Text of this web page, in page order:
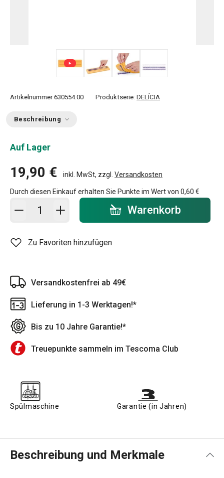
Artikelnummer 630554.00 Produktserie: DELÍCIA
Beschreibung
Auf Lager
19,90 € inkl. MwSt, zzgl. Versandkosten
Durch diesen Einkauf erhalten Sie Punkte im Wert von 0,60 €
In den Warenkorb - Menge Warenkorb
Zu Favoriten hinzufügen
Versandkostenfrei ab 49€
Lieferung in 1-3 Werktagen!*
Bis zu 10 Jahre Garantie!*
Treuepunkte sammeln im Tescoma Club
Spülmaschine Garantie (in Jahren)
Beschreibung und Merkmale